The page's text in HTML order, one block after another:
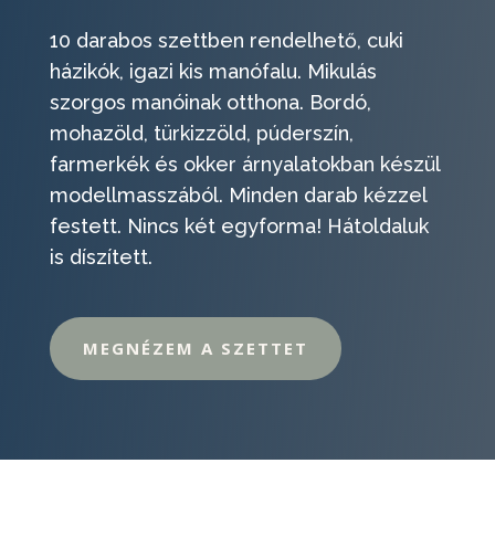
10 darabos szettben rendelhető, cuki
házikók, igazi kis manófalu. Mikulás
szorgos manóinak otthona. Bordó,
mohazöld, türkizzöld, púderszín,
farmerkék és okker árnyalatokban készül
modellmasszából. Minden darab kézzel
festett. Nincs két egyforma! Hátoldaluk
is díszített.
MEGNÉZEM A SZETTET